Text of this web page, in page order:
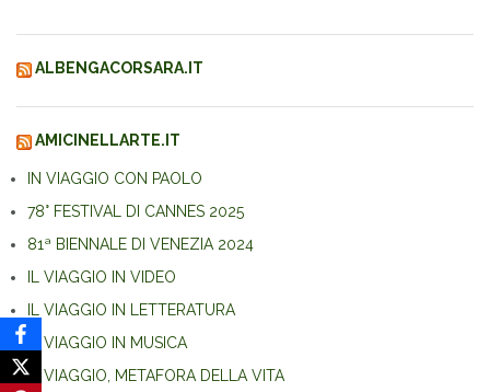
ALBENGACORSARA.IT
AMICINELLARTE.IT
IN VIAGGIO CON PAOLO
78° FESTIVAL DI CANNES 2025
81ª BIENNALE DI VENEZIA 2024
IL VIAGGIO IN VIDEO
IL VIAGGIO IN LETTERATURA
IL VIAGGIO IN MUSICA
IL VIAGGIO, METAFORA DELLA VITA